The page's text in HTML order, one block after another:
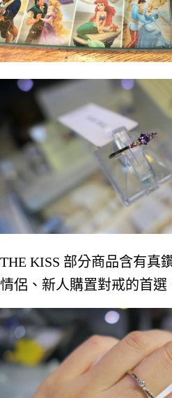
THE KISS 部分商品含有真
情侶、新人購置對戒的首選